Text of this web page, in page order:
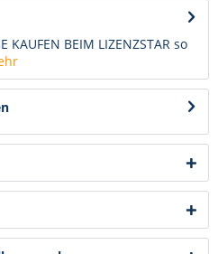
KAUFEN BEIM LIZENZSTAR so